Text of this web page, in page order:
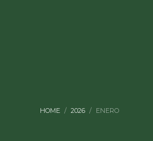
HOME 2026 ENERO